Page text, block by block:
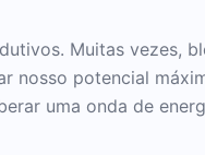
Muitas vezes,
nosso potencial
uma onda de